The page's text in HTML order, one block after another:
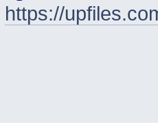
https://